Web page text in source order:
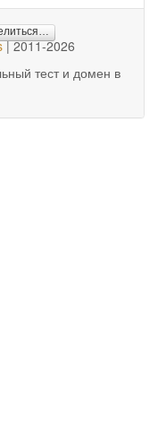
| 2011-2026
тест и домен в